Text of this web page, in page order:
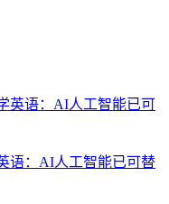
语：AI人工智能已可替